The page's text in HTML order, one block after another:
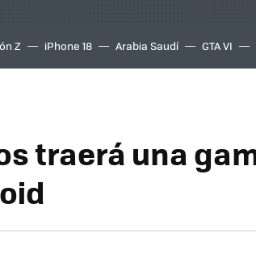
Z iPhone 18 Arabia Saudí GTA VI
traerá una